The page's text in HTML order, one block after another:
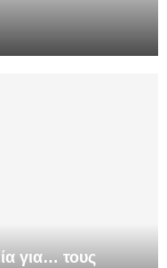
για… τους